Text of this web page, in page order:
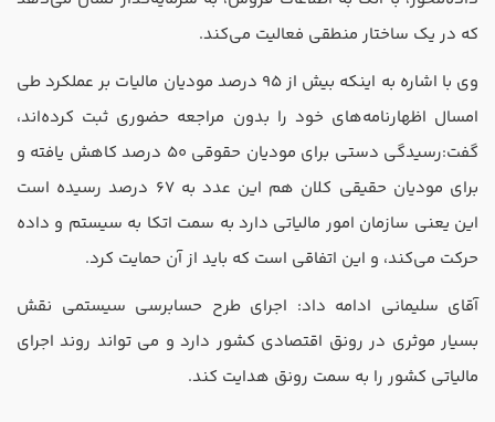
که در یک ساختار منطقی فعالیت می‌کند.
وی با اشاره به اینکه بیش از 95 درصد مودیان مالیات بر عملکرد طی
امسال اظهارنامه‌های خود را بدون مراجعه حضوری ثبت کرده‌اند،
گفت:رسیدگی دستی برای مودیان حقوقی 50 درصد کاهش یافته و
برای مودیان حقیقی کلان هم این عدد به 67 درصد رسیده است
این یعنی سازمان امور مالیاتی دارد به سمت اتکا به سیستم و داده
حرکت می‌کند، و این اتفاقی است که باید از آن حمایت کرد.
آقای سلیمانی ادامه داد: اجرای طرح حسابرسی سیستمی نقش
بسیار موثری در رونق اقتصادی کشور دارد و می تواند روند اجرای
مالیاتی کشور را به سمت رونق هدایت کند.